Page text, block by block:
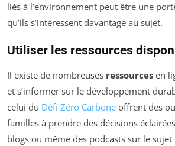
liés à l’environnement peut être une
qu’ils s’intéressent davantage au sujet.
Utiliser les ressources
Il existe de nombreuses ressources en
et s’informer sur le développement
celui du Défi Zéro Carbone offrent des
familles à prendre des décisions
blogs ou même des podcasts sur le